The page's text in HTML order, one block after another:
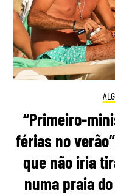
“Primeiro-
férias no
que não iria
numa praia